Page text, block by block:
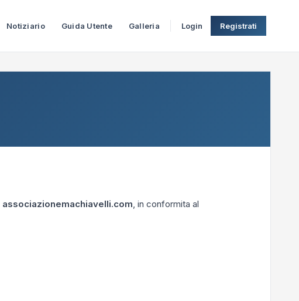
Notiziario Guida Utente Galleria Login Registrati
associazionemachiavelli.com, in conformita al